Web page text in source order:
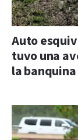
Auto
tuvo una
la banquina